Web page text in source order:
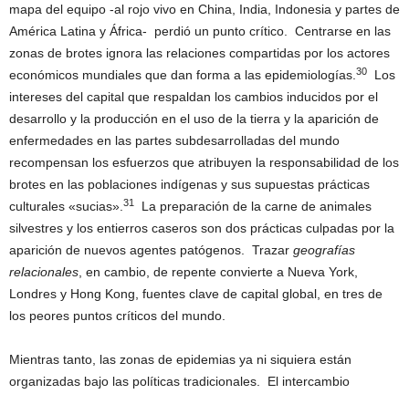
mapa del equipo -al rojo vivo en China, India, Indonesia y partes de
América Latina y África- perdió un punto crítico. Centrarse en las
zonas de brotes ignora las relaciones compartidas por los actores
económicos mundiales que dan forma a las epidemiologías. 30
Los
intereses del capital que respaldan los cambios inducidos por el
desarrollo y la producción en el uso de la tierra y la aparición de
enfermedades en las partes subdesarrolladas del mundo
recompensan los esfuerzos que atribuyen la responsabilidad de los
brotes en las poblaciones indígenas y sus supuestas prácticas
culturales «sucias». 31
La preparación de la carne de animales
silvestres y los entierros caseros son dos prácticas culpadas por la
aparición de nuevos agentes patógenos. Trazar geografías
relacionales , en cambio, de repente convierte a Nueva York,
Londres y Hong Kong, fuentes clave de capital global, en tres de
los peores puntos críticos del mundo.
Mientras tanto, las zonas de epidemias ya ni siquiera están
organizadas bajo las políticas tradicionales. El intercambio